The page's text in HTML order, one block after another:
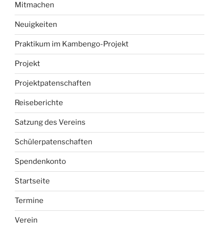
Mitmachen
Neuigkeiten
Praktikum im Kambengo-Projekt
Projekt
Projektpatenschaften
Reiseberichte
Satzung des Vereins
Schülerpatenschaften
Spendenkonto
Startseite
Termine
Verein